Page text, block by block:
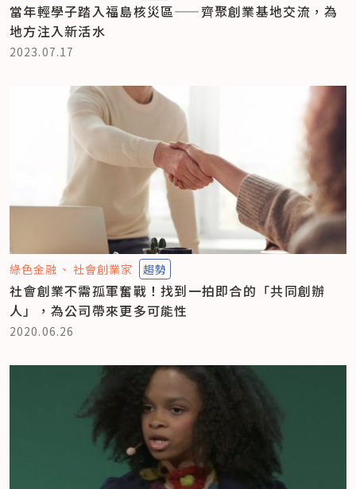
當年輕學子踏入福島核災區——齊聚創業基地交流，為
地方注入新活水
2023.07.17
綠色金融 社會創業家 趨勢
社會創業不需孤軍奮戰！找到一拍即合的「共同創辦
人」，為公司帶來更多可能性
2020.06.26